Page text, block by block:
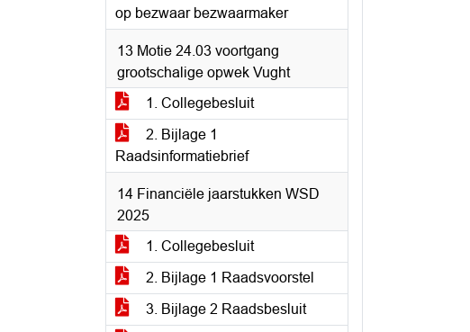
op bezwaar bezwaarmaker
13 Motie 24.03 voortgang
grootschalige opwek Vught
1. Collegebesluit
2. Bijlage 1
Raadsinformatiebrief
14 Financiële jaarstukken WSD
2025
1. Collegebesluit
2. Bijlage 1 Raadsvoorstel
3. Bijlage 2 Raadsbesluit